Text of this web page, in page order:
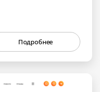
Подробнее